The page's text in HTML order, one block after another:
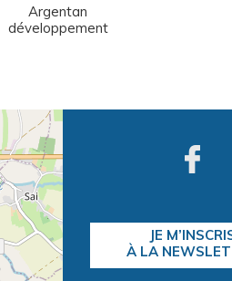
Argentan
développement
JE
À LA